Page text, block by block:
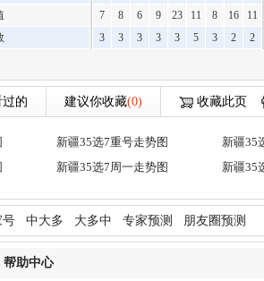
7 8 6 9 23 11 8 16
11
3 3 3 3 3 5 3 2 2
的 建议你收藏(0) 收藏此页
新疆35选7重号走势图
新疆35
新疆35选7周一走势图 新疆35
号 中大多 大多中 专家预测 朋友圈预测
帮助中心